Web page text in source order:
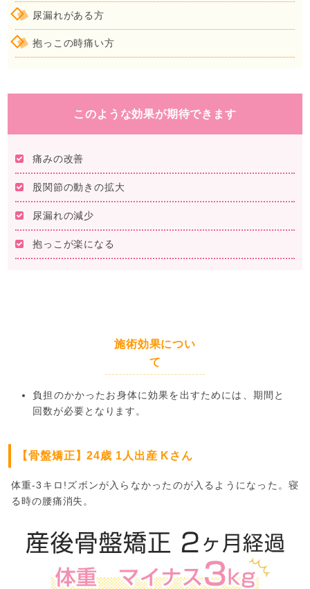
尿漏れがある方
抱っこの時痛い方
このような効果が期待できます
痛みの改善
股関節の動きの拡大
尿漏れの減少
抱っこが楽になる
施術効果につい
て
負担のかかったお身体に効果を出すためには、期間と
回数が必要となります。
【骨盤矯正】24歳 1人出産 Kさん
体重-3キロ!ズボンが入らなかったのが入るようになった。寝
る時の腰痛消失。